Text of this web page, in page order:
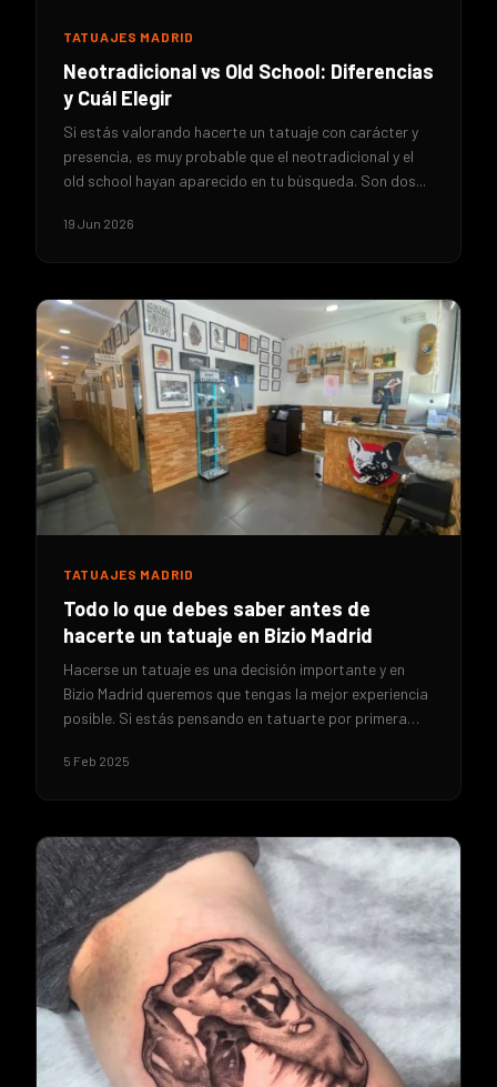
TATUAJES MADRID
Neotradicional vs Old School: Diferencias
y Cuál Elegir
Si estás valorando hacerte un tatuaje con carácter y
presencia, es muy probable que el neotradicional y el
old school hayan aparecido en tu búsqueda. Son dos...
19 Jun 2026
TATUAJES MADRID
Todo lo que debes saber antes de
hacerte un tatuaje en Bizio Madrid
Hacerse un tatuaje es una decisión importante y en
Bizio Madrid queremos que tengas la mejor experiencia
posible. Si estás pensando en tatuarte por primera…
5 Feb 2025